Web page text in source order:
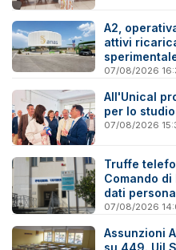
A2,
attivi
07/08/2026
All'Unical
per lo
07/08/2026
Truffe
Comando
dati
07/08/2026
Assunzioni
su 449. Uil